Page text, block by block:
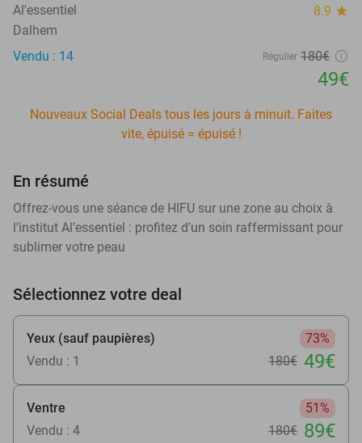
Al'essentiel 8.9 star
Dalhem
Vendu : 14
Régulier 180€
49€
Nouveaux Social Deals tous les jours à minuit. Faites
vite, épuisé = épuisé !
En résumé
Offrez-vous une séance de HIFU sur une zone au choix à
l’institut Al’essentiel : profitez d’un soin raffermissant pour
sublimer votre peau
Sélectionnez votre deal
Yeux (sauf paupières)
73%
Vendu : 1
180€ 49€
Ventre
51%
Vendu : 4
180€ 89€